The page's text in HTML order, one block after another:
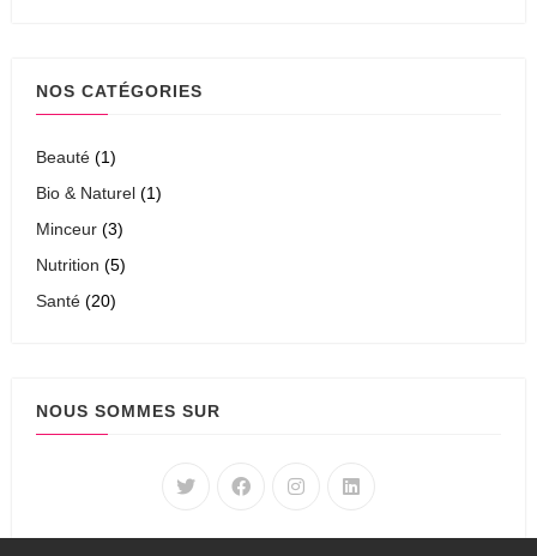
NOS CATÉGORIES
Beauté (1)
Bio & Naturel (1)
Minceur (3)
Nutrition (5)
Santé (20)
NOUS SOMMES SUR